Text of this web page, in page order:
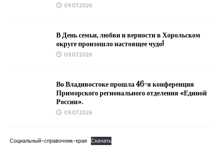
09.07.2026
В День семьи, любви и верности в Хорольском
округе произошло настоящее чудо!
09.07.2026
Во Владивостоке прошла 46-я конференция
Приморского регионального отделения «Единой
России».
09.07.2026
Социальный-справочник-края Скачать